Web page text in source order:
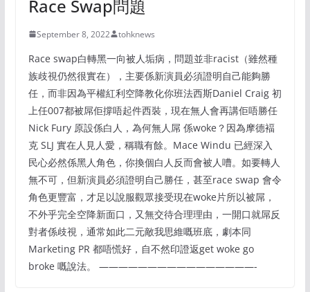
Race Swap問題
September 8, 2022 tohknews
Race swap白轉黑一向被人垢病，問題並非racist（雖然種
族歧視仍然很實在），主要係新演員必須證明自己能夠勝
任，而非因為平權紅利空降教化你班法西斯Daniel Craig 初
上任007都被屌佢撐唔起件西裝，現在無人會再講佢唔勝任
Nick Fury 原設係白人，為何無人屌 係woke？因為摩德褔
克 SLJ 實在人見人愛，稱職有餘。Mace Windu 已經深入
民心必然係黑人角色，你換個白人反而會被人嘈。如要轉人
無不可，但新演員必須證明自己勝任，甚至race swap 會令
角色更豐富，才足以說服觀眾接受現在woke片所以被屌，
不外乎完全空降新面口，又無交待合理理由，一開口就屌反
對者係歧視，通常如此二元敵我思維嘅班底，劇本同
Marketing PR 都唔慌好，自不然印證返get woke go
broke 嘅說法。 ————————————————-